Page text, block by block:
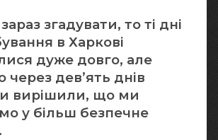
згадувати, то ті дні
в Харкові
дуже довго, але
через дев’ять днів
вирішили, що ми
у більш безпечне